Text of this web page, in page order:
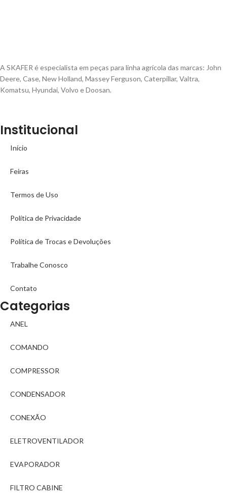
A SKAFER é especialista em peças para linha agrícola das marcas: John
Deere, Case, New Holland, Massey Ferguson, Caterpillar, Valtra,
Komatsu, Hyundai, Volvo e Doosan.
Institucional
Início
Feiras
Termos de Uso
Política de Privacidade
Política de Trocas e Devoluções
Trabalhe Conosco
Contato
Categorias
ANEL
COMANDO
COMPRESSOR
CONDENSADOR
CONEXÃO
ELETROVENTILADOR
EVAPORADOR
FILTRO CABINE